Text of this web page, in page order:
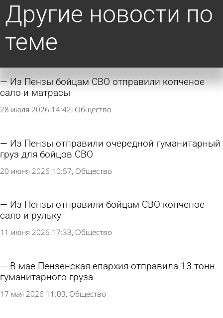
Другие новости по
теме
Из Пензы бойцам СВО отправили копченое
сало и матрасы
28 июля 2026 14:42 Общество
Из Пензы отправили очередной гуманитарный
груз для бойцов СВО
20 июня 2026 10:57 Общество
Из Пензы отправили бойцам СВО копченое
сало и рульку
11 июня 2026 17:33 Общество
В мае Пензенская епархия отправила 13 тонн
гуманитарного груза
17 мая 2026 11:03 Общество